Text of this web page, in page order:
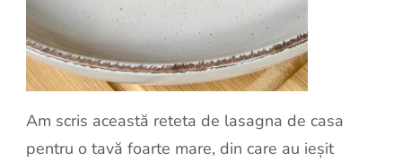
Am scris această reteta de lasagna de casa
pentru o tavă foarte mare, din care au ieșit